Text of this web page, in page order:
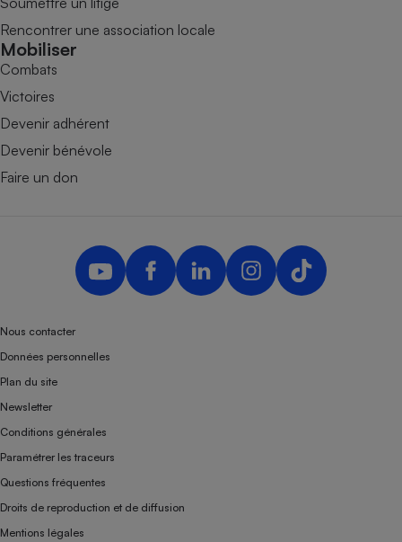
Rencontrer une association locale
Mobiliser
Combats
Victoires
Devenir adhérent
Devenir bénévole
Faire un don
Nous contacter
Données personnelles
Plan du site
Newsletter
Conditions générales
Paramétrer les traceurs
Questions fréquentes
Droits de reproduction et de diffusion
Mentions légales